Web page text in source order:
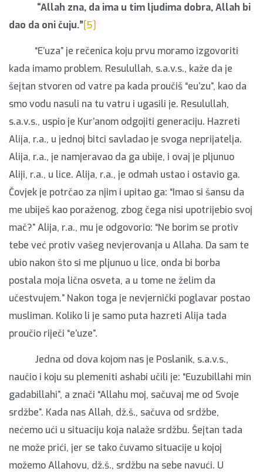
“Allah zna, da ima u tim ljudima dobra, Allah bi
dao da oni čuju.”[5]
“E’uza” je rečenica koju prvu moramo izgovoriti
kada imamo problem. Resulullah, s.a.v.s., kaže da je
šejtan stvoren od vatre pa kada proučiš “eu’zu”, kao da
smo vodu nasuli na tu vatru i ugasili je. Resulullah,
s.a.v.s., uspio je Kur’anom odgojiti generaciju. Hazreti
Alija, r.a., u jednoj bitci savladao je svoga neprijatelja.
Alija, r.a., je namjeravao da ga ubije, i ovaj je pljunuo
Aliji, r.a., u lice. Alija, r.a., je odmah ustao i ostavio ga.
Čovjek je potrčao za njim i upitao ga: “Imao si šansu da
me ubiješ kao poraženog, zbog čega nisi upotrijebio svoj
mač?” Alija, r.a., mu je odgovorio: “Ne borim se protiv
tebe već protiv vašeg nevjerovanja u Allaha. Da sam te
ubio nakon što si me pljunuo u lice, onda bi borba
postala moja lična osveta, a u tome ne želim da
učestvujem.” Nakon toga je nevjernički poglavar postao
musliman. Koliko li je samo puta hazreti Alija tada
proučio riječi “e’uze”.
Jedna od dova kojom nas je Poslanik, s.a.v.s.,
naučio i koju su plemeniti ashabi učili je: “Euzubillahi min
gadabillahi”, a znači “Allahu moj, sačuvaj me od Svoje
srdžbe”. Kada nas Allah, dž.š., sačuva od srdžbe,
nećemo ući u situaciju koja nalaže srdžbu. Šejtan tada
ne može prići, jer se tako čuvamo situacije u kojoj
možemo Allahovu, dž.š., srdžbu na sebe navući. U